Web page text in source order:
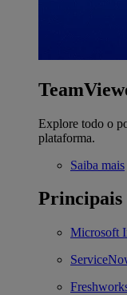
Explore todo o
plataforma.
Saiba mais
Principais
Microsoft